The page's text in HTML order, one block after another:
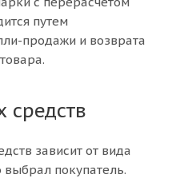
путем
продажи и возврата
средств
зависит от вида
покупатель.